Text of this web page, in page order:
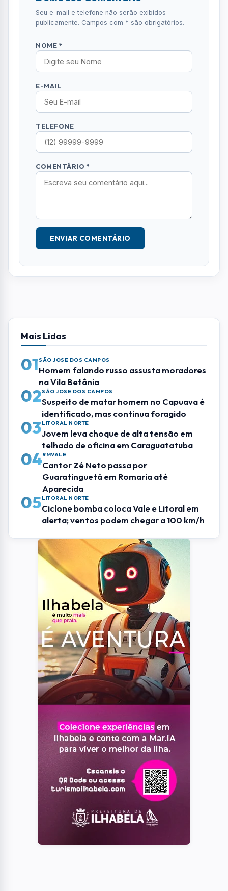
Seu e-mail e telefone não serão exibidos
publicamente. Campos com * são obrigatórios.
NOME *
E-MAIL
TELEFONE
COMENTÁRIO *
ENVIAR COMENTÁRIO
Mais Lidas
01SÃO JOSE DOS CAMPOS
Homem falando russo assusta moradores
na Vila Betânia
02SÃO JOSE DOS CAMPOS
Suspeito de matar homem no Capuava é
identificado, mas continua foragido
03LITORAL NORTE
Jovem leva choque de alta tensão em
telhado de oficina em Caraguatatuba
04RMVALE
Cantor Zé Neto passa por
Guaratinguetá em Romaria até
Aparecida
05LITORAL NORTE
Ciclone bomba coloca Vale e Litoral em
alerta; ventos podem chegar a 100 km/h